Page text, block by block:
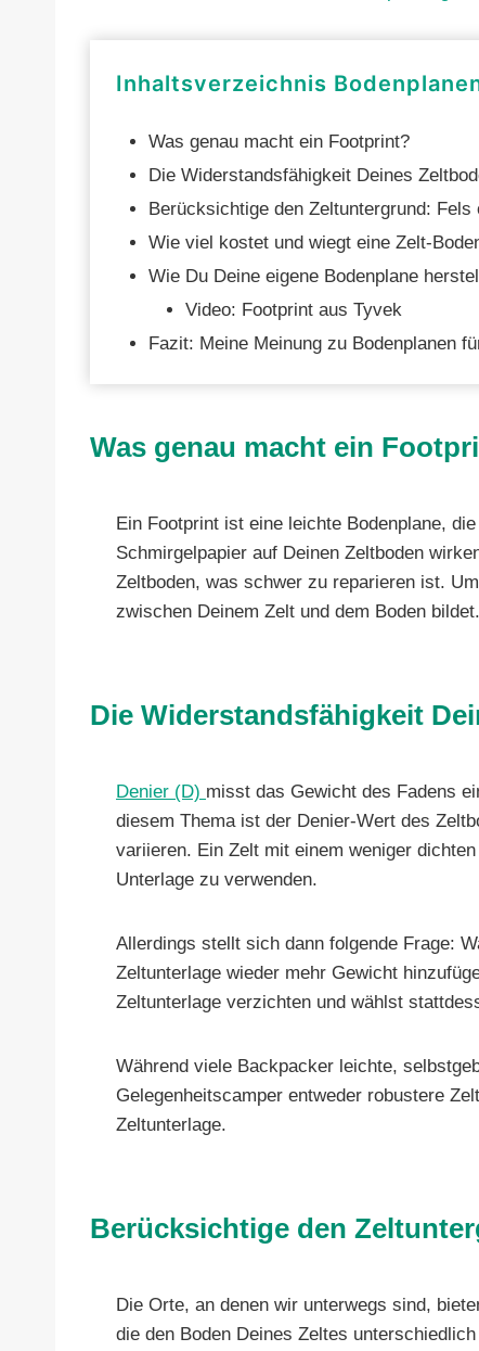
Inhaltsverzeichnis
Was genau macht ein Footprint?
Die Widerstandsfähigkeit Deines
Berücksichtige den Zeltuntergrund: Fels
Wie viel kostet und wiegt eine Zelt-
Wie Du Deine eigene Bodenplane
Video: Footprint aus Tyvek
Fazit: Meine Meinung zu Bodenplanen
Was genau macht ein
Ein Footprint ist eine leichte Bodenplane,
Schmirgelpapier auf Deinen Zeltboden
Zeltboden, was schwer zu reparieren ist.
zwischen Deinem Zelt und dem Boden bildet.
Die Widerstandsfähigkeit
Denier (D) misst das Gewicht des Fadens
diesem Thema ist der Denier-Wert des
variieren. Ein Zelt mit einem weniger
Unterlage zu verwenden.
Allerdings stellt sich dann folgende Frage:
Zeltunterlage wieder mehr Gewicht
Zeltunterlage verzichten und wählst
Während viele Backpacker leichte,
Gelegenheitscamper entweder robustere
Zeltunterlage.
Berücksichtige den
Die Orte, an denen wir unterwegs sind,
die den Boden Deines Zeltes